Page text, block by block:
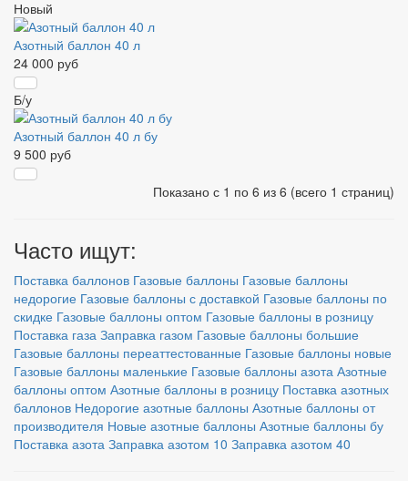
Новый
Азотный баллон 40 л
24 000 руб
Б/у
Азотный баллон 40 л бу
9 500 руб
Показано с 1 по 6 из 6 (всего 1 страниц)
Часто ищут:
Поставка баллонов Газовые баллоны Газовые баллоны
недорогие Газовые баллоны с доставкой Газовые баллоны по
скидке Газовые баллоны оптом Газовые баллоны в розницу
Поставка газа Заправка газом Газовые баллоны большие
Газовые баллоны переаттестованные Газовые баллоны новые
Газовые баллоны маленькие Газовые баллоны азота Азотные
баллоны оптом Азотные баллоны в розницу Поставка азотных
баллонов Недорогие азотные баллоны Азотные баллоны от
производителя Новые азотные баллоны Азотные баллоны бу
Поставка азота Заправка азотом 10 Заправка азотом 40